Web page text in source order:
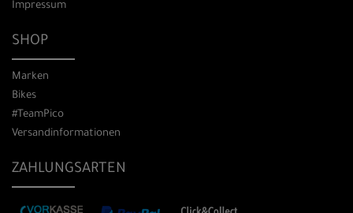
Impressum
SHOP
Marken
Bikes
#TeamPico
Versandinformationen
ZAHLUNGSARTEN